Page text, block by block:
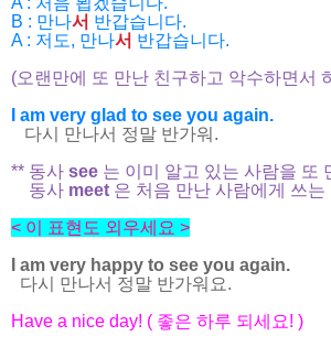
B : 만나서 반갑습니다.
A : 저도, 만나서 반갑습니다.
(오랜만에 또 만난 친구하고 악수하면서
I am very glad to see you again.
다시 만나서 정말 반가워.
** 동사 see 는 이미 알고 있는 사람을 또
동사 meet 은 처음 만난 사람에게 쓰는
< 이 표현도 외우세요 >
I am very happy to see you again.
다시 만나서 정말 반가워요.
Have a nice day! ( 좋은 하루 되세요! )